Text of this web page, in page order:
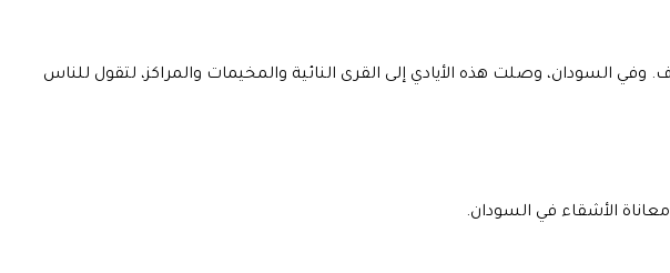
السودان، وصلت هذه الأيادي إلى القرى النائية والمخيمات والمراكز، لتقول للناس
الأشقاء في السودان.